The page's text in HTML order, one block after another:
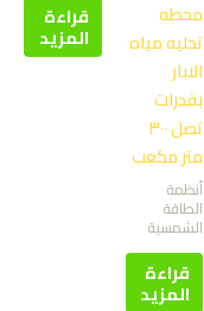
محطه
تحليه مياه
الابار
بقدرات
تصل ٣٠٠
متر مكعب
أنظمة
الطاقة
الشمسية
قراءة
المزيد
قراءة
المزيد